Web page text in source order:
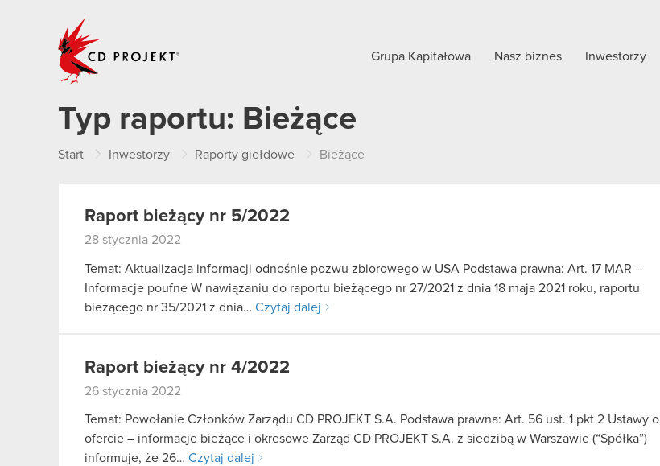
Grupa Kapitałowa Nasz biznes Inwestorzy
Typ raportu: Bieżące
Start Inwestorzy Raporty giełdowe Bieżące
Raport bieżący nr 5/2022
28 stycznia 2022
Temat: Aktualizacja informacji odnośnie pozwu zbiorowego w USA Podstawa prawna: Art. 17 MAR –
Informacje poufne W nawiązaniu do raportu bieżącego nr 27/2021 z dnia 18 maja 2021 roku, raportu
bieżącego nr 35/2021 z dnia… Czytaj dalej
Raport bieżący nr 4/2022
26 stycznia 2022
Temat: Powołanie Członków Zarządu CD PROJEKT S.A. Podstawa prawna: Art. 56 ust. 1 pkt 2 Ustawy o
ofercie – informacje bieżące i okresowe Zarząd CD PROJEKT S.A. z siedzibą w Warszawie (“Spółka”)
informuje, że 26… Czytaj dalej